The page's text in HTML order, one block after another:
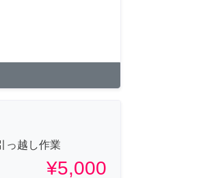
っ越し作業
¥5,000